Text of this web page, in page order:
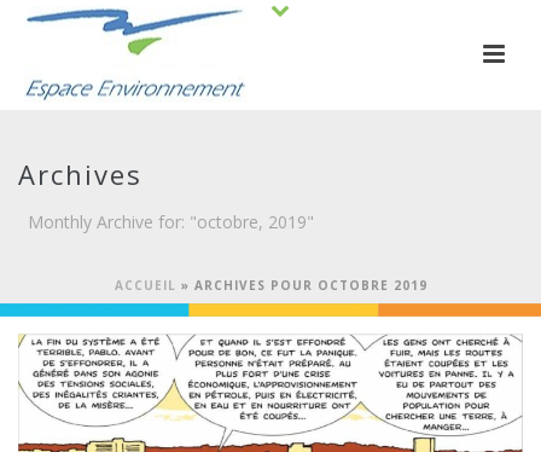
Archives
Monthly Archive for: "octobre, 2019"
ACCUEIL » ARCHIVES POUR OCTOBRE 2019